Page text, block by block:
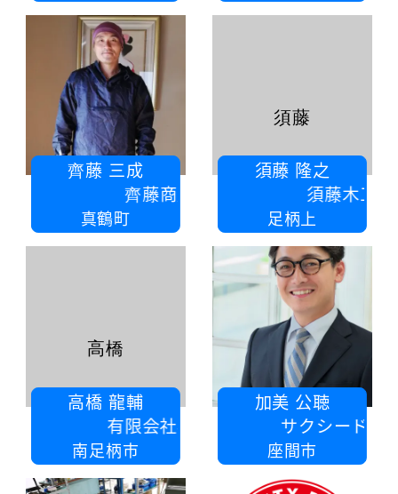
齊藤 三成
齊藤商店
真鶴町
須藤 隆之
須藤木工所
足柄上
須藤
高橋 龍輔
有限会社桶清工業
南足柄市
高橋
加美 公聴
サクシードプランニング
座間市